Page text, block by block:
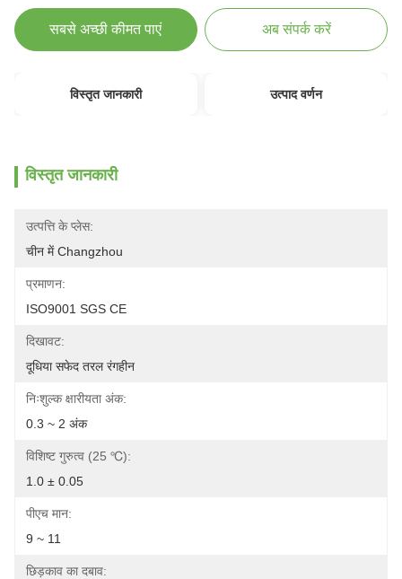
सबसे अच्छी कीमत पाएं अब संपर्क करें
विस्तृत जानकारी उत्पाद वर्णन
विस्तृत जानकारी
उत्पत्ति के प्लेस:
चीन में Changzhou
प्रमाणन:
ISO9001 SGS CE
दिखावट:
दूधिया सफेद तरल रंगहीन
निःशुल्क क्षारीयता अंक:
0.3 ~ 2 अंक
विशिष्ट गुरुत्व (25 ℃):
1.0 ± 0.05
पीएच मान:
9 ~ 11
छिड़काव का दबाव: